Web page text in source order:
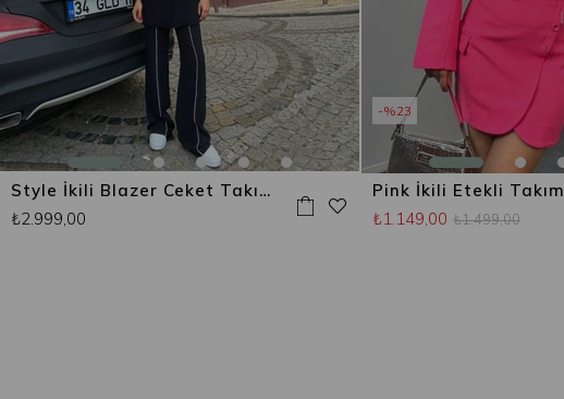
Style İkili Blazer Ceket Takım Siyah
₺2.999,00
Pink İkili Etekli Takım
₺1.149,00 ₺1.499,00
%23